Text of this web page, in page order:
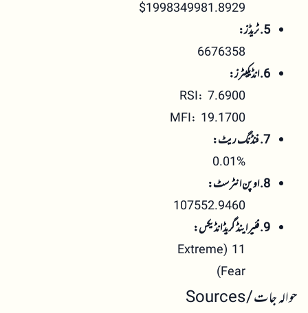
$1998349981.8929
5. ٹریڈز:
6676358
6. انڈیکیٹرز:
RSI: 7.6900
MFI: 19.1700
7. فنڈنگ ریٹ:
0.01%
8. اوپن انٹرسٹ:
107552.9460
9. فئیر اینڈ گریڈ انڈیکس:
11 (Extreme
Fear)
حوالہ جات / Sources